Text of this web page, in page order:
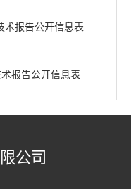
术报告公开信息表
报告公开信息表
公司